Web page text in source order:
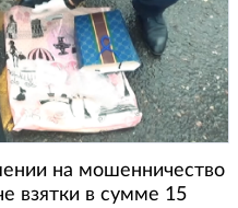
на мошенничество
взятки в сумме 15